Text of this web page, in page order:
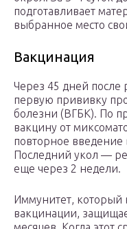
подготавливает
выбранное место
Вакцинация
Через 45 дней после
первую прививку
болезни (ВГБК). По
вакцину от
повторное введение
Последний укол —
еще через 2 недели.
Иммунитет, который
вакцинации,